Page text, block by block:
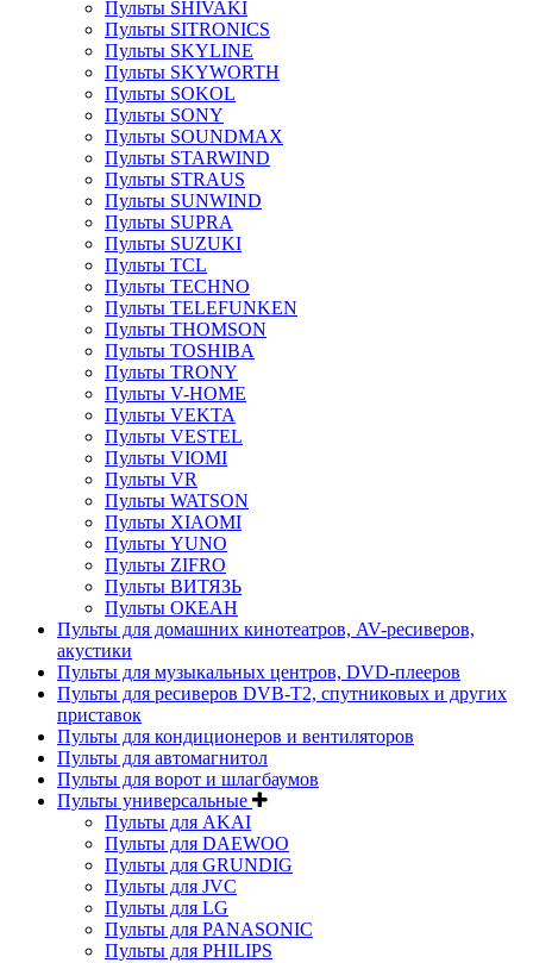
Пульты SHIVAKI
Пульты SITRONICS
Пульты SKYLINE
Пульты SKYWORTH
Пульты SOKOL
Пульты SONY
Пульты SOUNDMAX
Пульты STARWIND
Пульты STRAUS
Пульты SUNWIND
Пульты SUPRA
Пульты SUZUKI
Пульты TCL
Пульты TECHNO
Пульты TELEFUNKEN
Пульты THOMSON
Пульты TOSHIBA
Пульты TRONY
Пульты V-HOME
Пульты VEKTA
Пульты VESTEL
Пульты VIOMI
Пульты VR
Пульты WATSON
Пульты XIAOMI
Пульты YUNO
Пульты ZIFRO
Пульты ВИТЯЗЬ
Пульты ОКЕАН
Пульты для домашних кинотеатров, AV-ресиверов,
акустики
Пульты для музыкальных центров, DVD-плееров
Пульты для ресиверов DVB-T2, спутниковых и других
приставок
Пульты для кондиционеров и вентиляторов
Пульты для автомагнитол
Пульты для ворот и шлагбаумов
Пульты универсальные
Пульты для AKAI
Пульты для DAEWOO
Пульты для GRUNDIG
Пульты для JVC
Пульты для LG
Пульты для PANASONIC
Пульты для PHILIPS